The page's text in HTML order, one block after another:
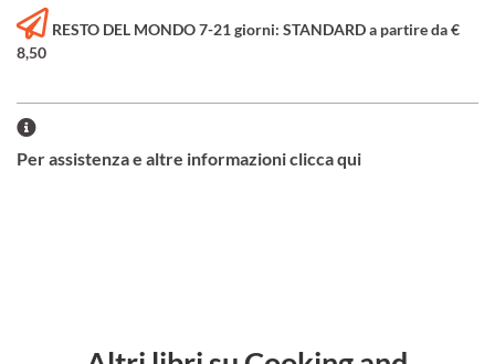
RESTO DEL MONDO 7-21 giorni: STANDARD a partire da €
8,50
Per assistenza e altre informazioni clicca qui